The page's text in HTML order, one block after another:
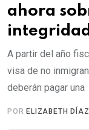
ahora
A partir del año
visa de no
deberán pagar una
PORELIZABETH DÍAZ